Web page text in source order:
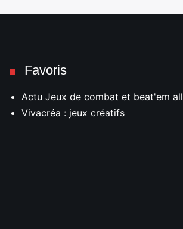
Favoris
Actu Jeux de combat et beat'em all
Vivacréa : jeux créatifs